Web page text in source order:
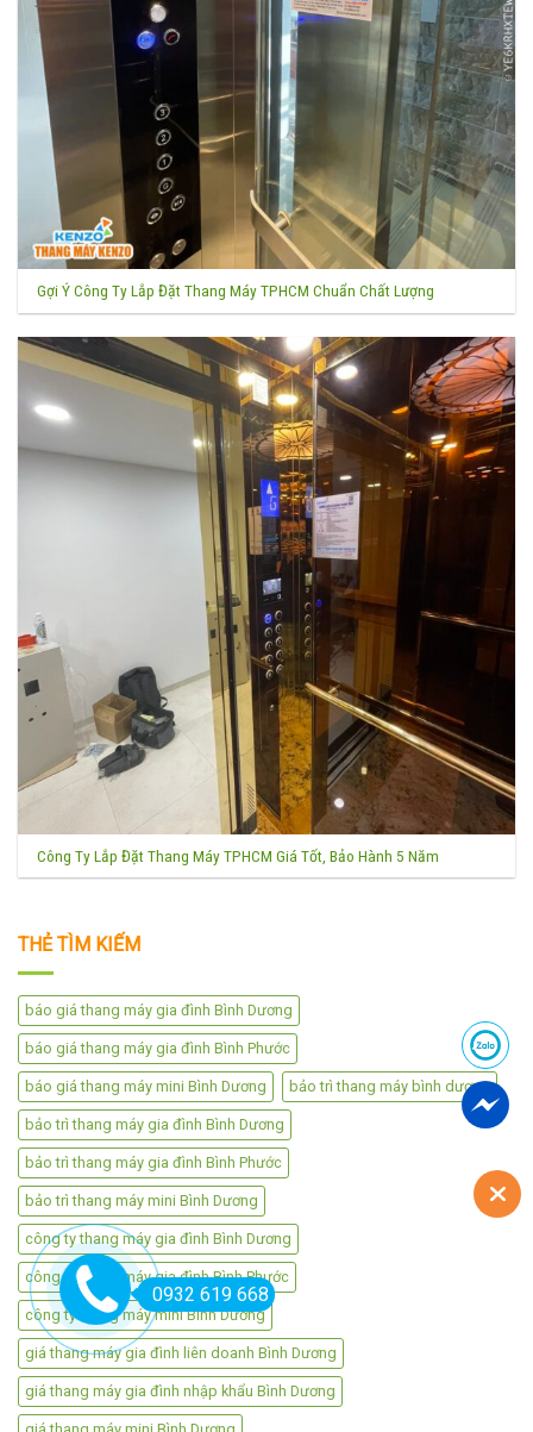
Gợi Ý Công Ty Lắp Đặt Thang Máy TPHCM Chuẩn Chất Lượng
Công Ty Lắp Đặt Thang Máy TPHCM Giá Tốt, Bảo Hành 5 Năm
THẺ TÌM KIẾM
báo giá thang máy gia đình Bình Dương
báo giá thang máy gia đình Bình Phước
báo giá thang máy mini Bình Dương bảo trì thang máy bình dương
bảo trì thang máy gia đình Bình Dương
bảo trì thang máy gia đình Bình Phước
bảo trì thang máy mini Bình Dương
công ty thang máy gia đình Bình Dương
công ty thang máy gia đình Bình Phước
công ty thang máy mini Bình Dương
giá thang máy gia đình liên doanh Bình Dương
giá thang máy gia đình nhập khẩu Bình Dương
0932 619 668